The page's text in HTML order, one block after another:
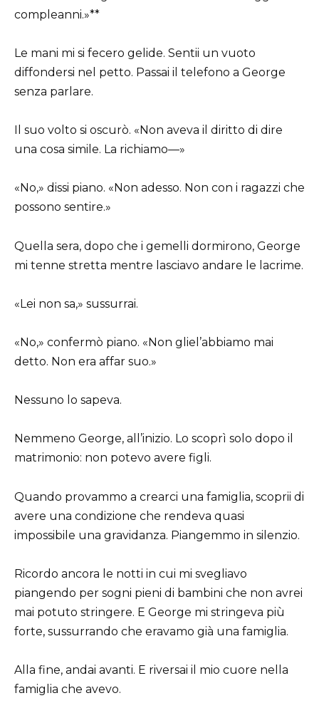
compleanni.»**
Le mani mi si fecero gelide. Sentii un vuoto
diffondersi nel petto. Passai il telefono a George
senza parlare.
Il suo volto si oscurò. «Non aveva il diritto di dire
una cosa simile. La richiamo—»
«No,» dissi piano. «Non adesso. Non con i ragazzi che
possono sentire.»
Quella sera, dopo che i gemelli dormirono, George
mi tenne stretta mentre lasciavo andare le lacrime.
«Lei non sa,» sussurrai.
«No,» confermò piano. «Non gliel’abbiamo mai
detto. Non era affar suo.»
Nessuno lo sapeva.
Nemmeno George, all’inizio. Lo scoprì solo dopo il
matrimonio: non potevo avere figli.
Quando provammo a crearci una famiglia, scoprii di
avere una condizione che rendeva quasi
impossibile una gravidanza. Piangemmo in silenzio.
Ricordo ancora le notti in cui mi svegliavo
piangendo per sogni pieni di bambini che non avrei
mai potuto stringere. E George mi stringeva più
forte, sussurrando che eravamo già una famiglia.
Alla fine, andai avanti. E riversai il mio cuore nella
famiglia che avevo.